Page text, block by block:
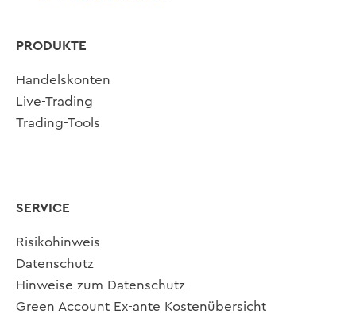
PRODUKTE
Handelskonten
Live-Trading
Trading-Tools
SERVICE
Risikohinweis
Datenschutz
Hinweise zum Datenschutz
Green Account Ex-ante Kostenübersicht